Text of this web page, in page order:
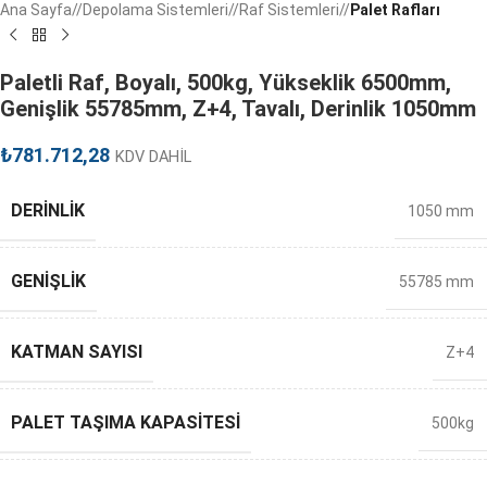
Ana Sayfa/ Depolama Sistemleri/ Raf Sistemleri/ Palet Rafları
Paletli Raf, Boyalı, 500kg, Yükseklik 6500mm,
Genişlik 55785mm, Z+4, Tavalı, Derinlik 1050mm
₺781.712,28 KDV DAHİL
DERINLIK 1050 mm
GENIŞLIK 55785 mm
KATMAN SAYISI Z+4
PALET TAŞIMA KAPASITESI 500kg